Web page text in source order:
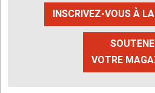
INSCRIVEZ-VOUS À
VOTRE